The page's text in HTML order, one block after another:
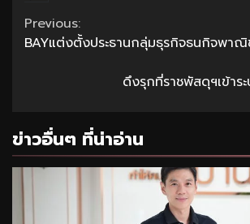
Continue
Previous:
BAYแต่งตั้งประธานกลุ่มธุรกิจธนกิจพา
ดึงรุกที่ราชพัสดุฯเข้าร
ข่าวอื่นๆ ที่น่าอ่าน